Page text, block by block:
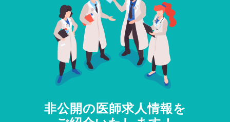
非公開の医師求人情報を